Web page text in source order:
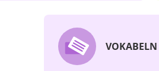
VOKABELN